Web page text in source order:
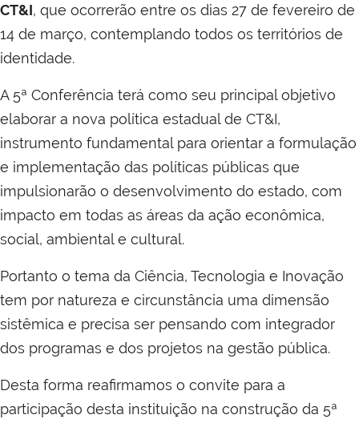
CT&I, que ocorrerão entre os dias 27 de fevereiro de
14 de março, contemplando todos os territórios de
identidade.
A 5ª Conferência terá como seu principal objetivo
elaborar a nova política estadual de CT&I,
instrumento fundamental para orientar a formulação
e implementação das políticas públicas que
impulsionarão o desenvolvimento do estado, com
impacto em todas as áreas da ação econômica,
social, ambiental e cultural.
Portanto o tema da Ciência, Tecnologia e Inovação
tem por natureza e circunstância uma dimensão
sistêmica e precisa ser pensando com integrador
dos programas e dos projetos na gestão pública.
Desta forma reafirmamos o convite para a
participação desta instituição na construção da 5ª